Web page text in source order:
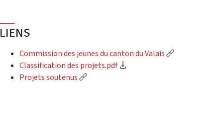
LIENS
Commission des jeunes du canton du Valais
(External
Classification des projets.pdf
Projets soutenus
(External link)